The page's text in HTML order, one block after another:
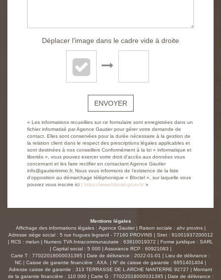
Déplacer l'image dans le cadre vide à droite
ENVOYER
« Les informations recueillies sur ce formulaire sont enregistrées dans un
fichier informatisé par Agence Gautier pour gérer votre demande de
contact. Elles sont conservées pour la durée nécessaire à la gestion de
la relation client dans le respect des prescriptions légales applicables et
sont destinées à nos conseillers Conformément à la loi « informatique et
libertés », vous pouvez exercer votre droit d'accès aux données vous
concernant et les faire rectifier en contactant Agence Gautier
info@gautierimmo.fr. Nous vous informons de l'existence de la liste
d'opposition au démarchage téléphonique « Bloctel », sur laquelle vous
pouvez vous inscrire ici : https://www.bloctel.gouv.fr/ »
Mentions légales
Affichage des informations légales : Agence Gautier | Raison sociale : ahv provins |
Adresse siège social : 5 rue hugues legrand - 77160 PROVINS | Siret : 81001937200012
| RCS : melun | Numero TVA Intracommunautaire : 63810019372 | Forme juridique : SARL
| Capital social : 5 000 | Assurance RCP : 60921083 |
Carte T : 77022018000031395 | Date de délivrance : 2022-01-01 | Lieu de délivrance :
NC | Caisse de garantie financière : AXA. | N° de caisse de garantie : 6651401404 |
Adresse caisse de garantie : 313 TERRASSE DE L ARCHE NANTERRE 92727 | Montant
de la garantie financière : 110 000 | Carte G : 77022018000031395 | Date de délivrance :